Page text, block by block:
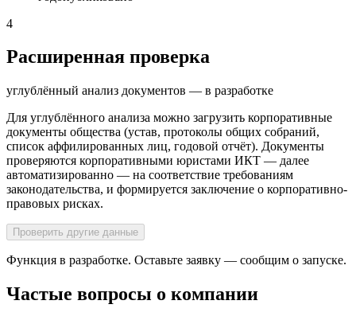
4
Расширенная проверка
углублённый анализ документов — в разработке
Для углублённого анализа можно загрузить корпоративные
документы общества (устав, протоколы общих собраний,
список аффилированных лиц, годовой отчёт). Документы
проверяются корпоративными юристами ИКТ — далее
автоматизированно — на соответствие требованиям
законодательства, и формируется заключение о корпоративно-
правовых рисках.
Проверить другие данные
Функция в разработке. Оставьте заявку — сообщим о запуске.
Частые вопросы о компании